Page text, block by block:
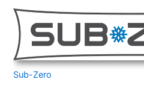
Sub-Zero